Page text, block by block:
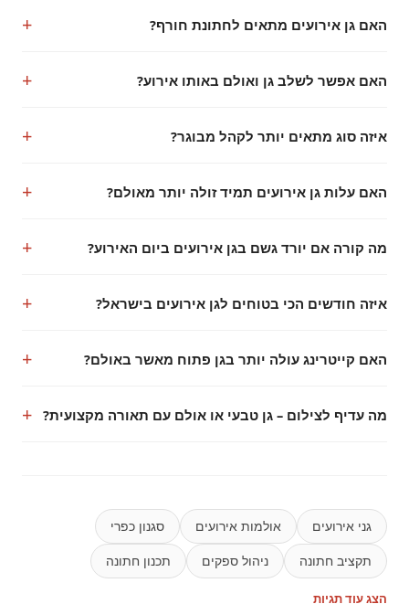
האם גן אירועים מתאים לחתונת חורף?
האם אפשר לשלב גן ואולם באותו אירוע?
איזה סוג מתאים יותר לקהל מבוגר?
האם עלות גן אירועים תמיד זולה יותר מאולם?
מה קורה אם יורד גשם בגן אירועים ביום האירוע?
איזה חודשים הכי בטוחים לגן אירועים בישראל?
האם קייטרינג עולה יותר בגן פתוח מאשר באולם?
מה עדיף לצילום – גן טבעי או אולם עם תאורה מקצועית?
גני אירועים אולמות אירועים סגנון כפרי
תקציב חתונה ניהול ספקים תכנון חתונה
הצג עוד תגיות